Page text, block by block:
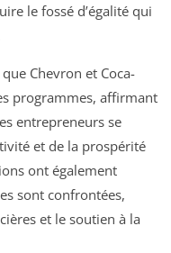
le fossé d’égalité qui
Chevron et Coca-
programmes, affirmant
entrepreneurs se
et de la prospérité
ont également
sont confrontées,
et le soutien à la